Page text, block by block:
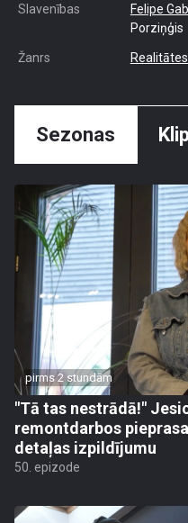
Slavenības Felipe
Porziņģis
Žanrs
Sezonas
pirms 2 stundām
"Tā tas nestrādā!"
remontdarbos
detaļas izpildījumu
50. epizode